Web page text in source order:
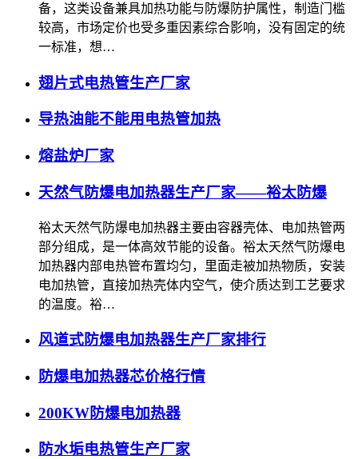
备，这类设备兼具加热功能与防爆防护属性，制造门槛
较高，市场定价也受多重因素综合影响，没有固定的统
一标准，想…
翅片式电热管生产厂家
导热油能不能用电热管加热
熔盐炉厂家
天然气防爆电加热器生产厂家——裕太防爆
裕太天然气防爆电加热器主要由容器壳体、电加热管两
部分组成，是一体高效节能的设备。裕太天然气防爆电
加热器内部电热管布置均匀，里面走被加热物质，安装
电加热管，直接加热壳体内空气，使介质达到工艺要求
的温度。裕…
风道式防爆电加热器生产厂家排行
防爆电加热器芯价格行情
200KW防爆电加热器
防水垢电热管生产厂家